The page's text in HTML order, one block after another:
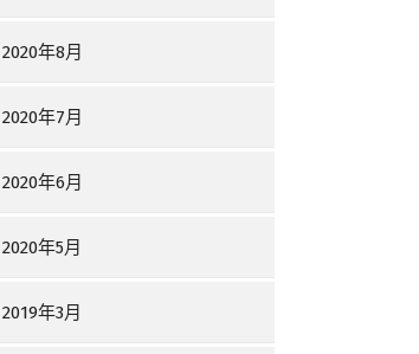
2020年8月
2020年7月
2020年6月
2020年5月
2019年3月